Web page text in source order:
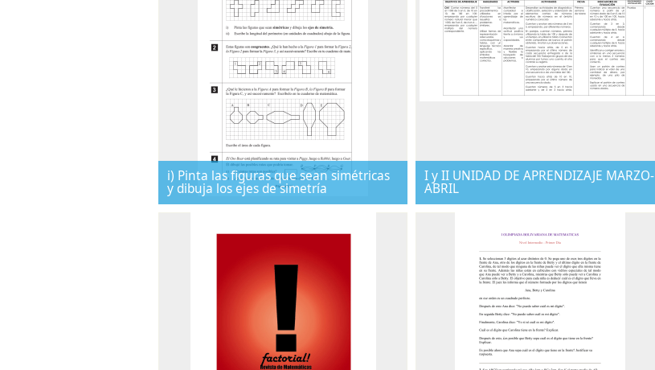
i) Pinta las figuras que sean simétricas
y dibuja los ejes de simetría
I y II UNIDAD DE APRENDIZAJE MARZO-
ABRIL